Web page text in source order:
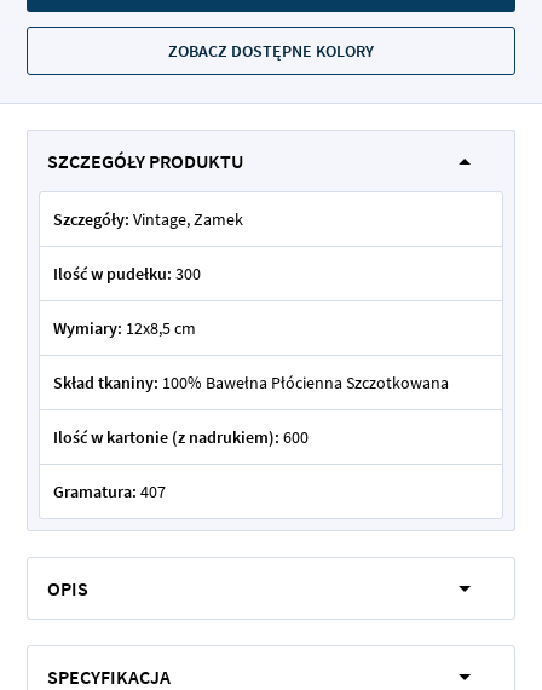
ZOBACZ DOSTĘPNE KOLORY
SZCZEGÓŁY PRODUKTU
Szczegóły: Vintage, Zamek
Ilość w pudełku: 300
Wymiary: 12x8,5 cm
Skład tkaniny: 100% Bawełna Płócienna Szczotkowana
Ilość w kartonie (z nadrukiem): 600
Gramatura: 407
OPIS
SPECYFIKACJA